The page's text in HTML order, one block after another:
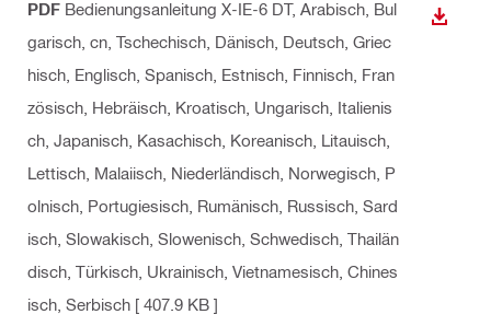
PDF Bedienungsanleitung X-IE-6 DT, Arabisch, Bul
garisch, cn, Tschechisch, Dänisch, Deutsch, Griec
hisch, Englisch, Spanisch, Estnisch, Finnisch, Fran
zösisch, Hebräisch, Kroatisch, Ungarisch, Italienis
ch, Japanisch, Kasachisch, Koreanisch, Litauisch,
Lettisch, Malaiisch, Niederländisch, Norwegisch, P
olnisch, Portugiesisch, Rumänisch, Russisch, Sard
isch, Slowakisch, Slowenisch, Schwedisch, Thailän
disch, Türkisch, Ukrainisch, Vietnamesisch, Chines
isch, Serbisch [ 407.9 KB ]